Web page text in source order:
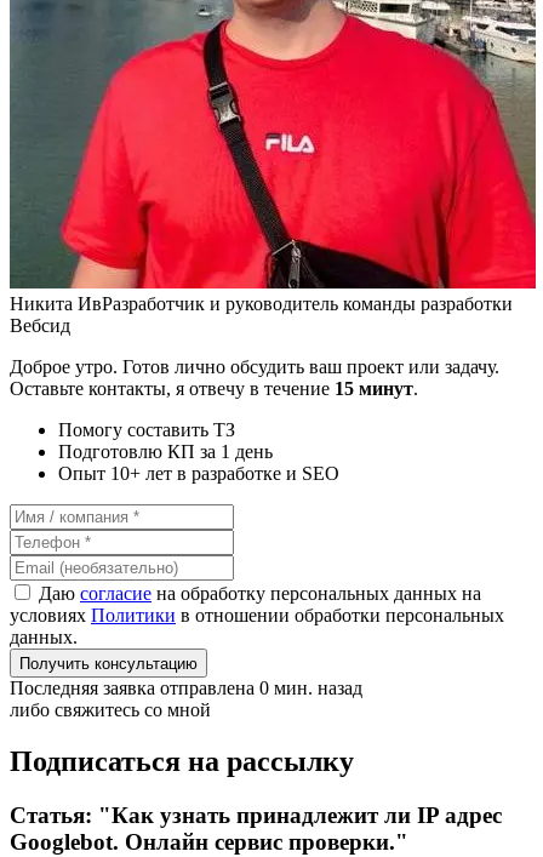
Никита ИвРазработчик и руководитель команды разработки
Вебсид
Доброе утро. Готов лично обсудить ваш проект или задачу.
Оставьте контакты, я отвечу в течение 15 минут.
Помогу составить ТЗ
Подготовлю КП за 1 день
Опыт 10+ лет в разработке и SEO
Даю согласие на обработку персональных данных на
условиях Политики в отношении обработки персональных
данных.
Получить консультацию
Последняя заявка отправлена 0 мин. назад
либо свяжитесь со мной
Подписаться на рассылку
Статья: "Как узнать принадлежит ли IP адрес
Googlebot. Онлайн сервис проверки."